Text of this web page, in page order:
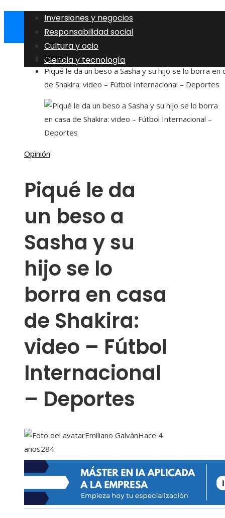
Inversiones y negocios
Responsabilidad social
Cultura y ocio
Ciencia y tecnología
Inicio
Piqué le da un beso a Sasha y su hijo se lo borra en
de Shakira: video – Fútbol Internacional – Deportes
Opinión
Piqué le da
un beso a
Sasha y su
hijo se lo
borra en casa
de Shakira:
video – Fútbol
Internacional
– Deportes
Emiliano GalvánHace 4
años284